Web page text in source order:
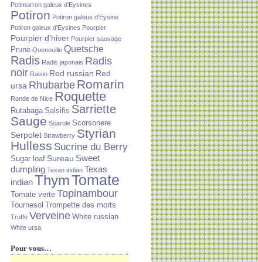
Potimarron galeux d'Eysines
Potiron Potiron galeux d'Eysine
Potiron galeux d'Eysines Pourpier
Pourpier d'hiver Pourpier sauvage
Prune Quenouille Quetsche
Radis Radis japonais Radis
noir Raisin Red russian Red
ursa Rhubarbe Romarin
Ronde de Nice Roquette
Rutabaga Salsifis Sarriette
Sauge Scarole Scorsonere
Serpolet Strawberry Styrian
Hulless Sucrine du Berry
Sugar loaf Sureau Sweet
dumpling Texan indian Texas
indianThymTomate
Tomate verte Topinambour
Tournesol Trompette des morts
Truffe Verveine White russian
White ursa
Pour vous…